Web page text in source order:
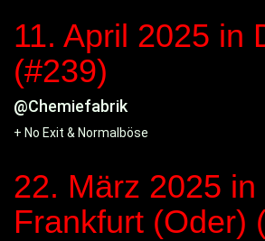
11. April 2025 in
(#239)
@Chemiefabrik
+ No Exit & Normalböse
22. März 2025 in
Frankfurt (Oder)